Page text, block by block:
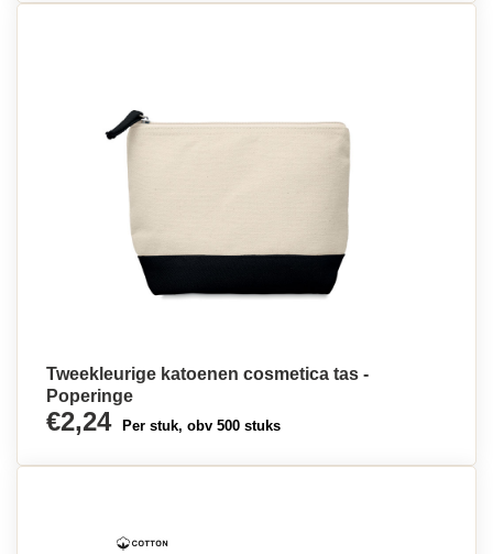
Tweekleurige katoenen cosmetica tas -
Poperinge
€2,24 Per stuk, obv 500 stuks